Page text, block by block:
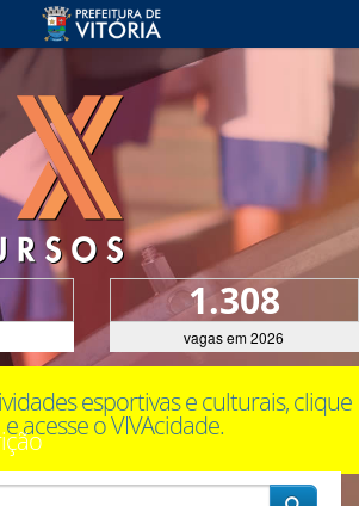
1.308
vagas em 2026
esportivas e culturais, clique
acesse o VIVAcidade.